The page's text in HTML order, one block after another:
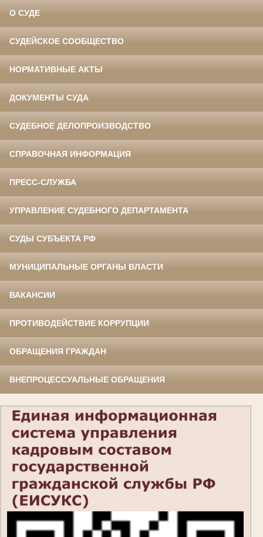
О СУДЕ
СУДЕЙСКОЕ СООБЩЕСТВО
НОРМАТИВНЫЕ АКТЫ
ДОКУМЕНТЫ СУДА
СУДЕБНОЕ ДЕЛОПРОИЗВОДСТВО
СПРАВОЧНАЯ ИНФОРМАЦИЯ
ПРЕСС-СЛУЖБА
УПРАВЛЕНИЕ СУДЕБНОГО ДЕПАРТАМЕНТА
СУДЫ СУБЪЕКТА РФ
МУНИЦИПАЛЬНЫЕ ОРГАНЫ ВЛАСТИ
ВАКАНСИИ
ПРОТИВОДЕЙСТВИЕ КОРРУПЦИИ
ОБРАЩЕНИЯ ГРАЖДАН
ВНЕПРОЦЕССУАЛЬНЫЕ ОБРАЩЕНИЯ